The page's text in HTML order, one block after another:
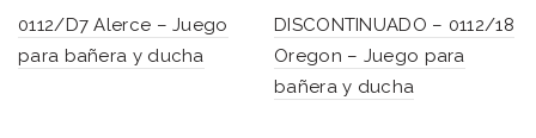
0112/D7 Alerce – Juego
para bañera y ducha
DISCONTINUADO – 0112/18
Oregon – Juego para
bañera y ducha